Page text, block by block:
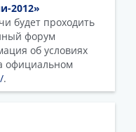
2012»
будет проходить
форум
об условиях
официальном
.